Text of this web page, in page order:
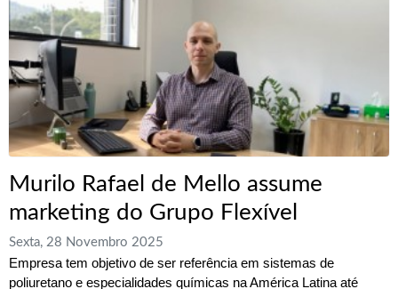
Murilo Rafael de Mello assume
marketing do Grupo Flexível
Sexta, 28 Novembro 2025
Empresa tem objetivo de ser referência em sistemas de
poliuretano e especialidades químicas na América Latina até